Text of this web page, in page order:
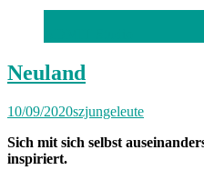
Neuland
10/09/2020szjungeleute
Sich mit sich selbst
inspiriert.